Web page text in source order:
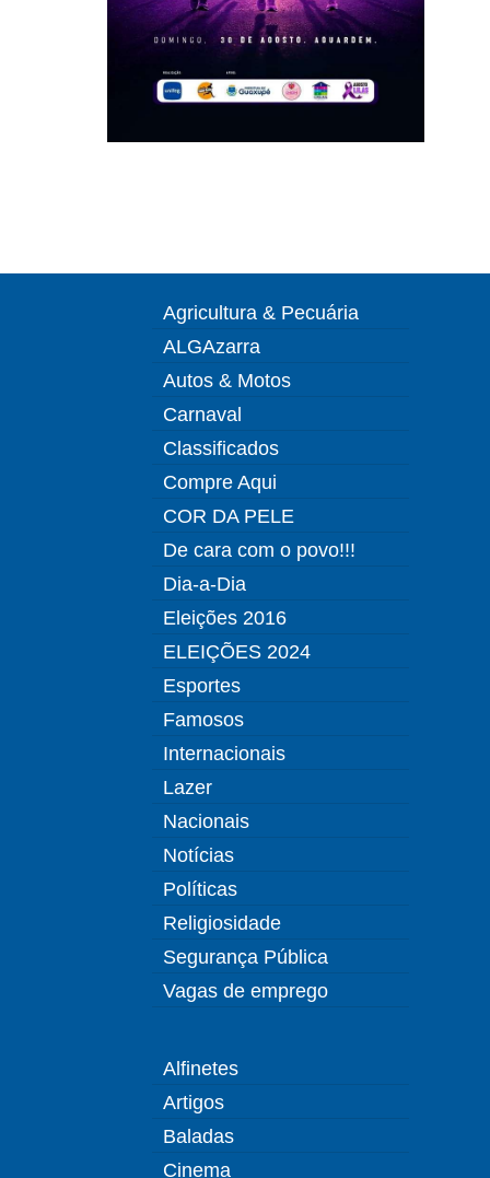
Agricultura & Pecuária
ALGAzarra
Autos & Motos
Carnaval
Classificados
Compre Aqui
COR DA PELE
De cara com o povo!!!
Dia-a-Dia
Eleições 2016
ELEIÇÕES 2024
Esportes
Famosos
Internacionais
Lazer
Nacionais
Notícias
Políticas
Religiosidade
Segurança Pública
Vagas de emprego
Alfinetes
Artigos
Baladas
Cinema